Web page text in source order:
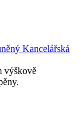
Kancelářská
výškově